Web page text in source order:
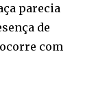
parecia
de
com